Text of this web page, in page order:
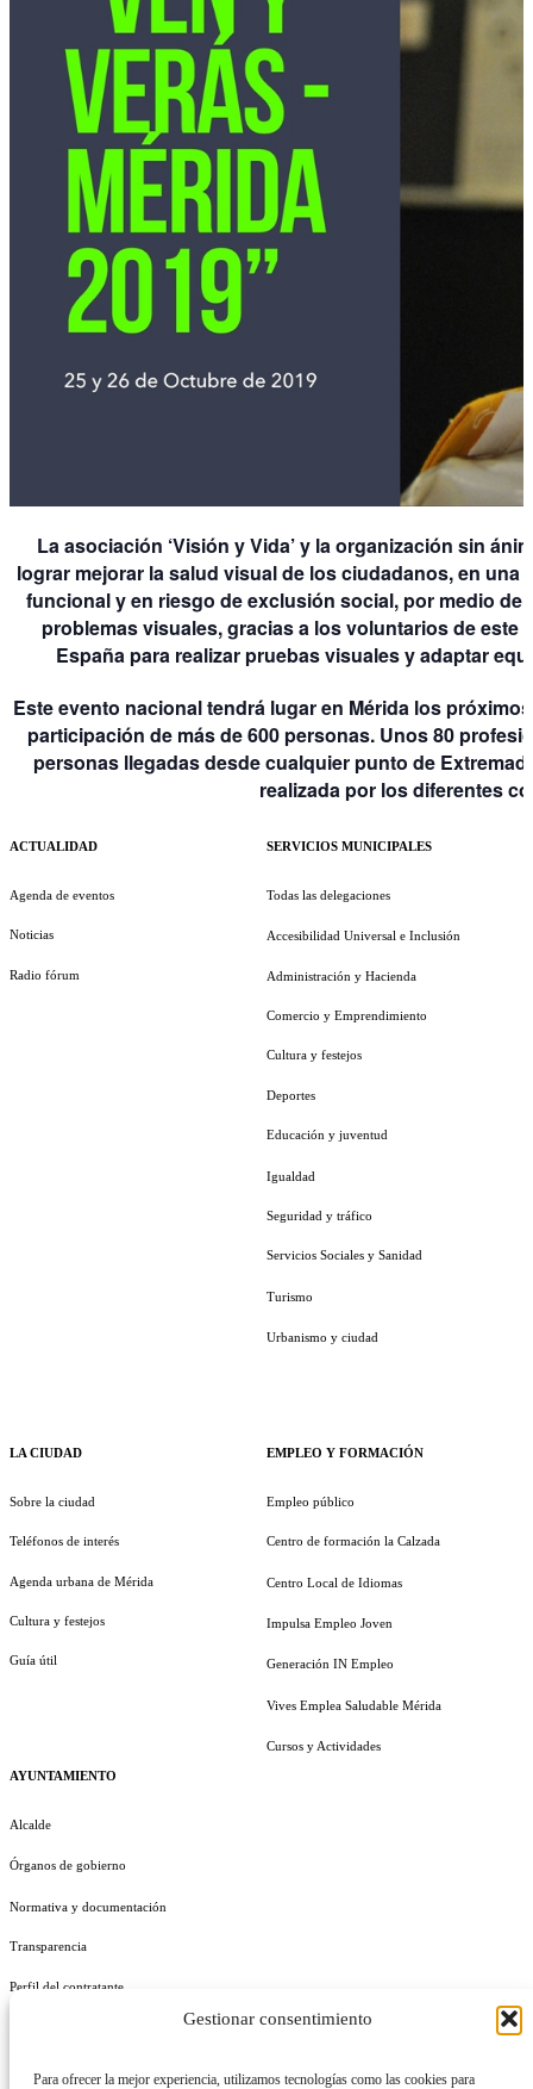
Gestionar consentimiento
Para ofrecer la mejor experiencia, utilizamos tecnologías como las cookies para
La asociación ‘Visión y Vida’ y la organización sin
lograr mejorar la salud visual de los ciudadanos, en
funcional y en riesgo de exclusión social, por medio
problemas visuales, gracias a los voluntarios de
España para realizar pruebas visuales y adaptar
Este evento nacional tendrá lugar en Mérida los
participación de más de 600 personas. Unos 80
personas llegadas desde cualquier punto de
realizada por los diferentes
ACTUALIDAD
Agenda de eventos
Noticias
Radio fórum
LA CIUDAD
Sobre la ciudad
Teléfonos de interés
Agenda urbana de Mérida
Cultura y festejos
Guía útil
AYUNTAMIENTO
Alcalde
Órganos de gobierno
Normativa y documentación
Transparencia
Perfil del contratante
SERVICIOS MUNICIPALES
Todas las delegaciones
Accesibilidad Universal e Inclusión
Administración y Hacienda
Comercio y Emprendimiento
Cultura y festejos
Deportes
Educación y juventud
Igualdad
Seguridad y tráfico
Servicios Sociales y Sanidad
Turismo
Urbanismo y ciudad
EMPLEO Y FORMACIÓN
Empleo público
Centro de formación la Calzada
Centro Local de Idiomas
Impulsa Empleo Joven
Generación IN Empleo
Vives Emplea Saludable Mérida
Cursos y Actividades